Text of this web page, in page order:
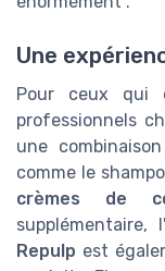
Une
Pour ceux qui
professionnels
une
comme le
crèmes de
Repulp est